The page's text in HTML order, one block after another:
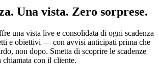
Una vista. Zero sorprese.
una vista live e consolidata di ogni scadenza
e obiettivi — con avvisi anticipati prima che
non dopo. Smetta di scoprire le scadenze
chiamata con il cliente.